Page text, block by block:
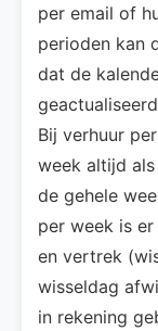
per email of
perioden kan
dat de
Bij verhuur
week altijd
de gehele
per week is
en vertrek
wisseldag
in rekening